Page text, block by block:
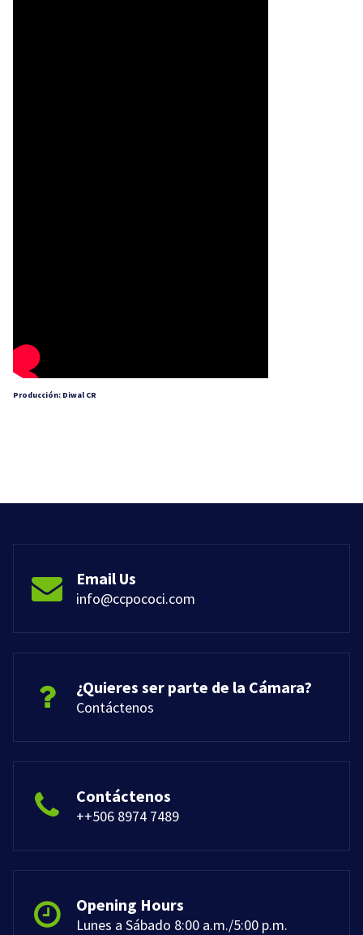
Producción: Diwal CR
Email Us
info@ccpococi.com
¿Quieres ser parte de la Cámara?
Contáctenos
Contáctenos
++506 8974 7489
Opening Hours
Lunes a Sábado 8:00 a.m./5:00 p.m.